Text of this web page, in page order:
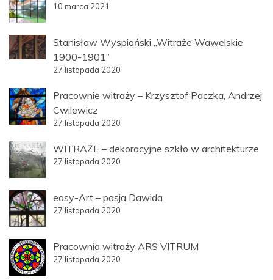
10 marca 2021
Stanisław Wyspiański „Witraże Wawelskie
1900-1901”
27 listopada 2020
Pracownie witraży – Krzysztof Paczka, Andrzej
Cwilewicz
27 listopada 2020
WITRAŻE – dekoracyjne szkło w architekturze
27 listopada 2020
easy-Art – pasja Dawida
27 listopada 2020
Pracownia witraży ARS VITRUM
27 listopada 2020